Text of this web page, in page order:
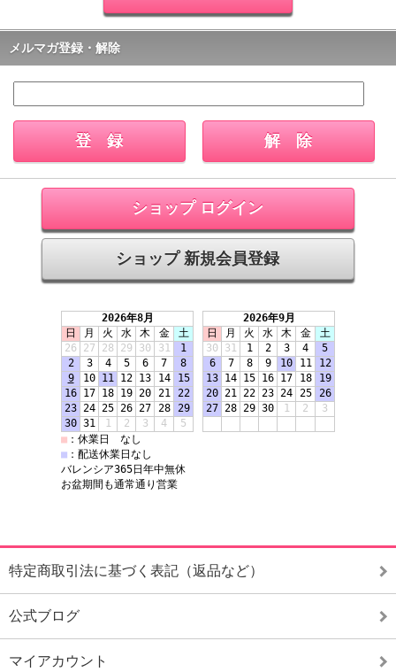
メルマガ登録・解除
ショップ ログイン
ショップ 新規会員登録
特定商取引法に基づく表記（返品など）
公式ブログ
マイアカウント